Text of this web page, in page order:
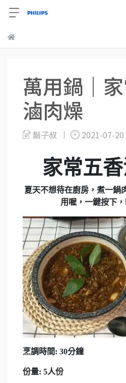
萬用鍋｜
滷肉燥
鬍子叔 2021-07-20
家常五
夏天不想待在廚房，煮一鍋
用喔，一鍵按下，
烹調時間: 30分鐘
份量: 5人份